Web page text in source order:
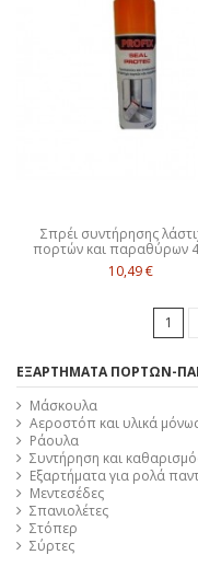
Σπρέι συντήρησης
πορτών και παραθύρων
10,49 €
1
ΕΞΑΡΤΗΜΑΤΑ ΠΟΡΤΩΝ-
Μάσκουλα
Αεροστόπ και υλικά
Ράουλα
Συντήρηση και
Εξαρτήματα για ρολά
Μεντεσέδες
Σπανιολέτες
Στόπερ
Σύρτες